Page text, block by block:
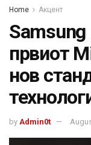
Home Акцент
Samsung
првиот
нов
by Admin0t